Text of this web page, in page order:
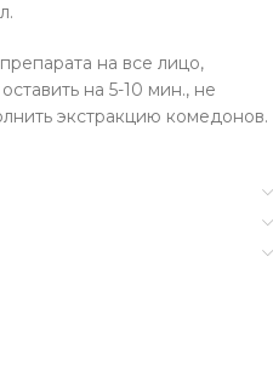
на все лицо,
на 5-10 мин., не
экстракцию комедонов.